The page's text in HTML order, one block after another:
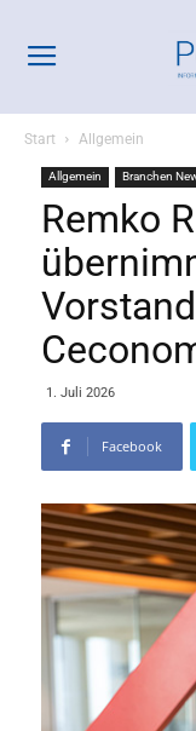
Start Allgemein
Allgemein Branchen
Remko
1. Juli 2026
Facebook